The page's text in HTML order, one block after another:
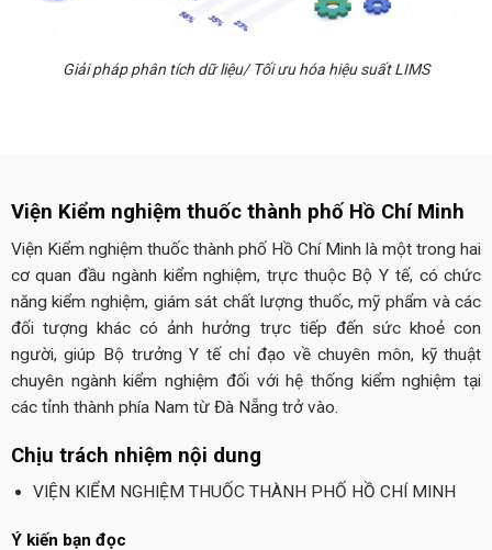
Giải pháp phân tích dữ liệu/ Tối ưu hóa hiệu suất LIMS
Viện Kiểm nghiệm thuốc thành phố Hồ Chí Minh
Viện Kiểm nghiệm thuốc thành phố Hồ Chí Minh là một trong hai
cơ quan đầu ngành kiểm nghiệm, trực thuộc Bộ Y tế, có chức
năng kiểm nghiệm, giám sát chất lượng thuốc, mỹ phẩm và các
đối tượng khác có ảnh hưởng trực tiếp đến sức khoẻ con
người, giúp Bộ trưởng Y tế chỉ đạo về chuyên môn, kỹ thuật
chuyên ngành kiểm nghiệm đối với hệ thống kiểm nghiệm tại
các tỉnh thành phía Nam từ Đà Nẵng trở vào.
Chịu trách nhiệm nội dung
VIỆN KIỂM NGHIỆM THUỐC THÀNH PHỐ HỒ CHÍ MINH
Ý kiến bạn đọc